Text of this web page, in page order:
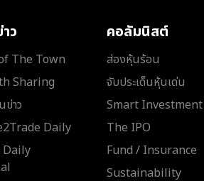
ว
The Town
Sharing
ข่าว
Daily
Daily
คอลัมนิสต์
ส่องหุ้นร้อน
จับประเด็นหุ้นเด่น
Smart Investment
The IPO
Fund / Insurance
Sustainability